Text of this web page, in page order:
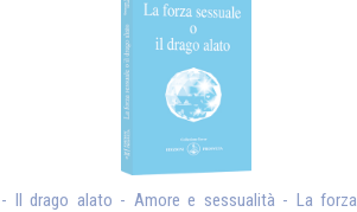
- Il drago alato - Amore e sessualità - La forza